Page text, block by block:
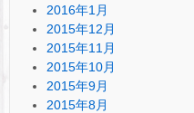
2016年1月
2015年12月
2015年11月
2015年10月
2015年9月
2015年8月